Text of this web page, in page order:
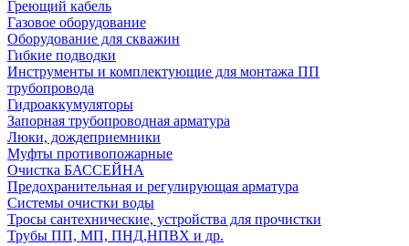
Греющий кабель
Газовое оборудование
Оборудование для скважин
Гибкие подводки
Инструменты и комплектующие для монтажа ПП
трубопровода
Гидроаккумуляторы
Запорная трубопроводная арматура
Люки, дождеприемники
Муфты противопожарные
Очистка БАССЕЙНА
Предохранительная и регулирующая арматура
Системы очистки воды
Тросы сантехнические, устройства для прочистки
Трубы ПП, МП, ПНД,НПВХ и др.